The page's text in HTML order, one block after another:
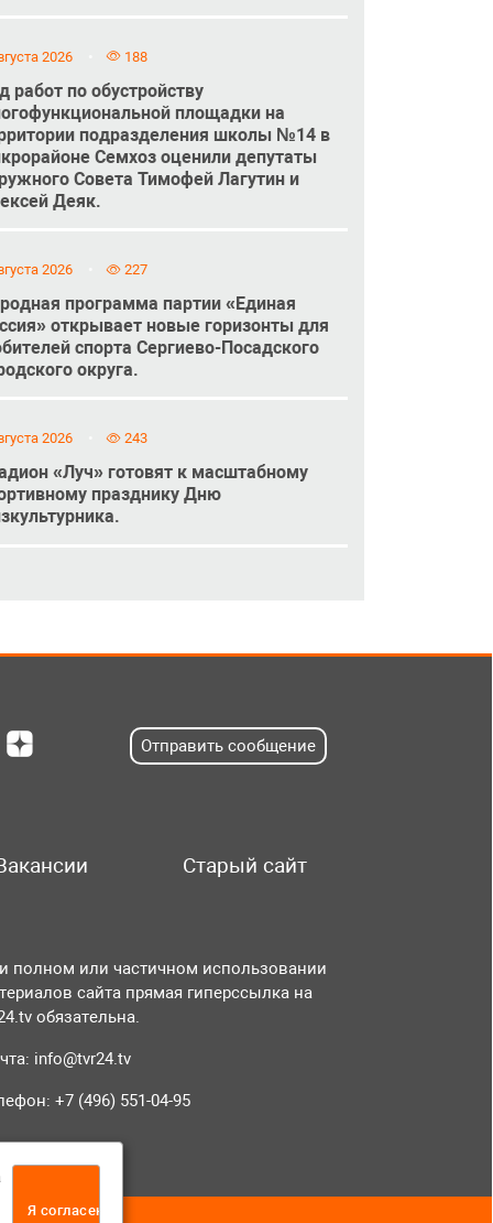
2026 188
работ по обустройству
площадки на
подразделения школы №14 в
Семхоз оценили депутаты
Совета Тимофей Лагутин и
Деяк.
2026 227
программа партии «Единая
открывает новые горизонты для
спорта Сергиево-Посадского
округа.
2026 243
«Луч» готовят к масштабному
празднику Дню
Отправить сообщение
Старый сайт
полном или частичном использовании
сайта прямая гиперссылка на
обязательна.
info@tvr24.tv
+7 (496) 551-04-95
Я согласен